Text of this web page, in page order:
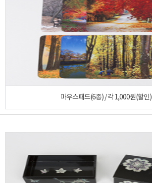
마우스패드(6종) / 각 1,000원(할인)